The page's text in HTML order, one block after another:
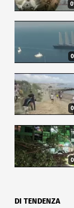
DI TENDENZA